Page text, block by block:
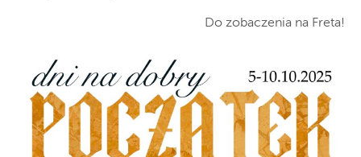
Do zobaczenia na Freta!